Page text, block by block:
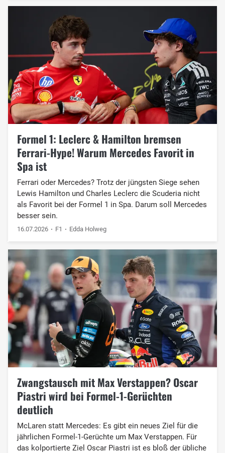
Formel 1: Leclerc & Hamilton bremsen
Ferrari-Hype! Warum Mercedes Favorit in
Spa ist
Ferrari oder Mercedes? Trotz der jüngsten Siege sehen
Lewis Hamilton und Charles Leclerc die Scuderia nicht
als Favorit bei der Formel 1 in Spa. Darum soll Mercedes
besser sein.
16.07.2026 F1 Edda Holweg
Zwangstausch mit Max Verstappen? Oscar
Piastri wird bei Formel-1-Gerüchten
deutlich
McLaren statt Mercedes: Es gibt ein neues Ziel für die
jährlichen Formel-1-Gerüchte um Max Verstappen. Für
das kolportierte Ziel Oscar Piastri ist es bloß der übliche